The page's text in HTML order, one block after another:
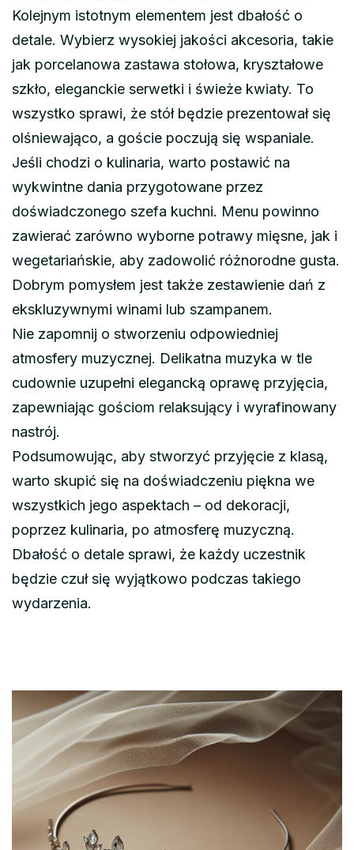
Kolejnym istotnym elementem jest dbałość o
detale. Wybierz wysokiej jakości akcesoria, takie
jak porcelanowa zastawa stołowa, kryształowe
szkło, eleganckie serwetki i świeże kwiaty. To
wszystko sprawi, że stół będzie prezentował się
olśniewająco, a goście poczują się wspaniale.
Jeśli chodzi o kulinaria, warto postawić na
wykwintne dania przygotowane przez
doświadczonego szefa kuchni. Menu powinno
zawierać zarówno wyborne potrawy mięsne, jak i
wegetariańskie, aby zadowolić różnorodne gusta.
Dobrym pomysłem jest także zestawienie dań z
ekskluzywnymi winami lub szampanem.
Nie zapomnij o stworzeniu odpowiedniej
atmosfery muzycznej. Delikatna muzyka w tle
cudownie uzupełni elegancką oprawę przyjęcia,
zapewniając gościom relaksujący i wyrafinowany
nastrój.
Podsumowując, aby stworzyć przyjęcie z klasą,
warto skupić się na doświadczeniu piękna we
wszystkich jego aspektach – od dekoracji,
poprzez kulinaria, po atmosferę muzyczną.
Dbałość o detale sprawi, że każdy uczestnik
będzie czuł się wyjątkowo podczas takiego
wydarzenia.
Nawigacja
wpisu